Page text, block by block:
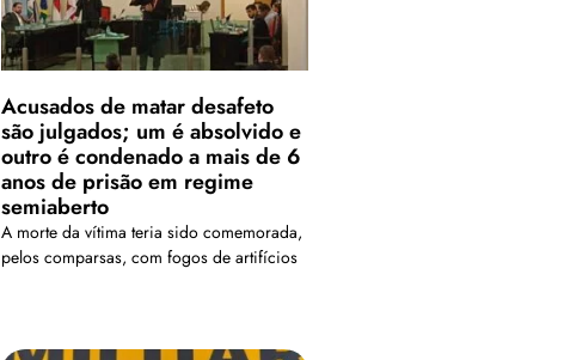
Acusados de matar desafeto
são julgados; um é absolvido e
outro é condenado a mais de 6
anos de prisão em regime
semiaberto
A morte da vítima teria sido comemorada,
pelos comparsas, com fogos de artifícios